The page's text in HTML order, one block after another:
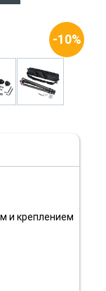
-10%
и креплением